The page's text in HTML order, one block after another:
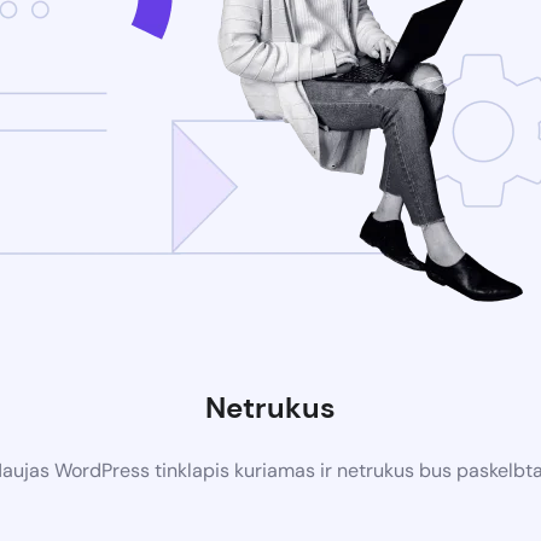
Netrukus
WordPress tinklapis kuriamas ir netrukus bus